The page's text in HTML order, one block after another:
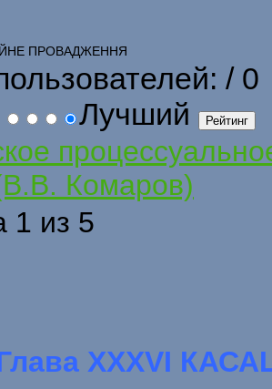
ПРОВАДЖЕННЯ
/ 0
Лучший
Комаров)
1 из 5
ХХХVІ